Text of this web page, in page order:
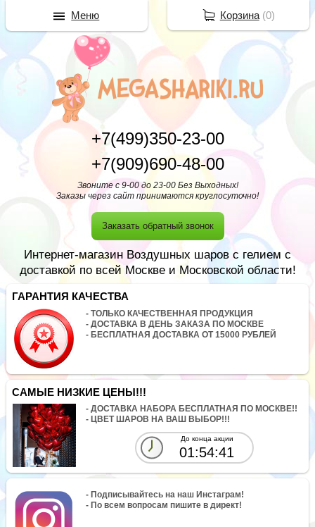
+7(499)350-23-00
+7(909)690-48-00
Звоните с 9-00 до 23-00 Без Выходных!
Заказы через сайт принимаются круглосуточно!
Заказать обратный звонок
Интернет-магазин Воздушных шаров с гелием с
доставкой по всей Москве и Московской области!
ГАРАНТИЯ КАЧЕСТВА
- ТОЛЬКО КАЧЕСТВЕННАЯ ПРОДУКЦИЯ
- ДОСТАВКА В ДЕНЬ ЗАКАЗА ПО МОСКВЕ
- БЕСПЛАТНАЯ ДОСТАВКА ОТ 15000 РУБЛЕЙ
САМЫЕ НИЗКИЕ ЦЕНЫ!!!
- ДОСТАВКА НАБОРА БЕСПЛАТНАЯ ПО МОСКВЕ!!
- ЦВЕТ ШАРОВ НА ВАШ ВЫБОР!!!
До конца акции
01:54:41
- Подписывайтесь на наш Инстаграм!
- По всем вопросам пишите в директ!
Корзина(0)
Меню